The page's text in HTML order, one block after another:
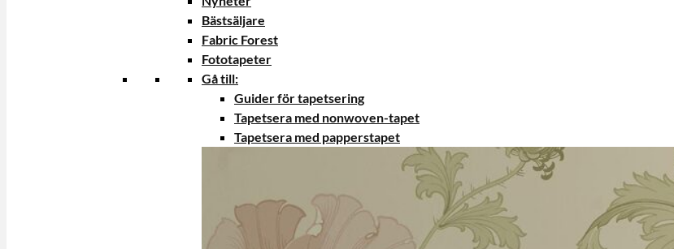
Bästsäljare
Fabric Forest
Fototapeter
Gå till:
Guider för tapetsering
Tapetsera med nonwoven-tapet
Tapetsera med papperstapet